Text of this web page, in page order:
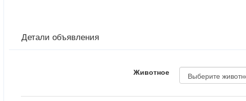
Детали объявления
Животное